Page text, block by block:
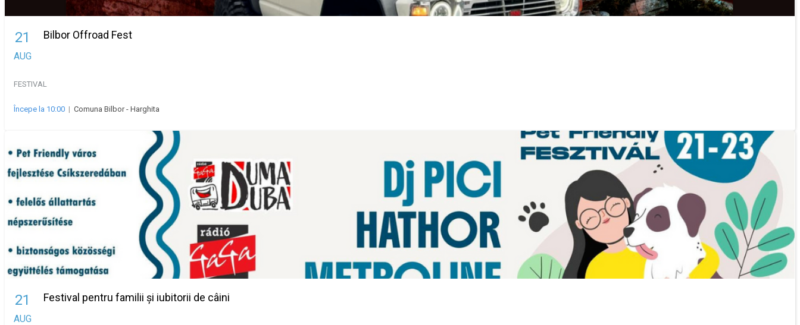
21
AUG
Bilbor Offroad Fest
FESTIVAL
Începe la 10:00 | Comuna Bilbor - Harghita
21
AUG
Festival pentru familii și iubitorii de câini